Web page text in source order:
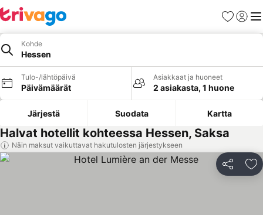
Suosikit
Kohde
Hessen
Tulo-/lähtöpäivä
Päivämäärät
Asiakkaat ja huoneet
2 asiakasta, 1 huone
Järjestä Suodata Kartta
Halvat hotellit kohteessa Hessen, Saksa
Näin maksut vaikuttavat hakutulosten järjestykseen
Jaa